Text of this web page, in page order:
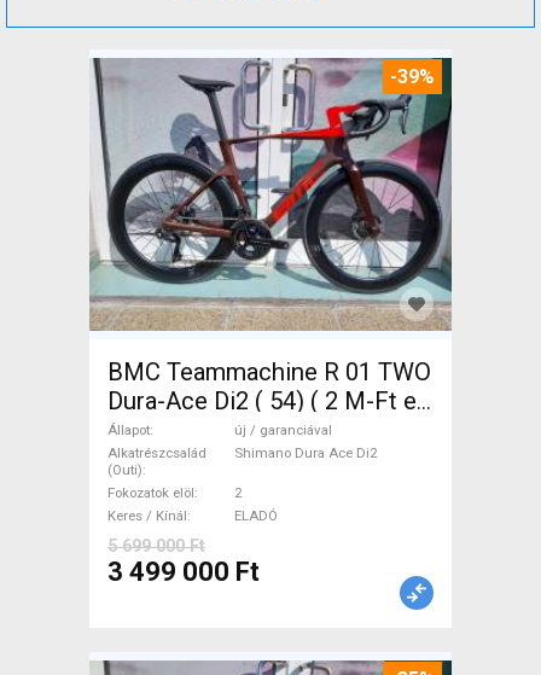
-39%
BMC Teammachine R 01 TWO
Dura-Ace Di2 ( 54) ( 2 M-Ft e
Országúti Shimano Dura Ace
Di2 tárcsafék új / garanciával
ELADÓ
Állapot
új / garanciával
Alkatrészcsalád
(Outi)
Shimano Dura Ace Di2
Fokozatok elöl
2
Keres / Kínál
ELADÓ
5 699 000 Ft
3 499 000 Ft